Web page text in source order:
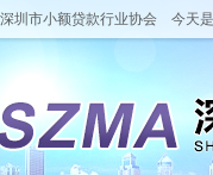
深圳市小额贷款行业协会 今天